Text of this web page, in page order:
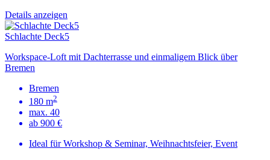
Details anzeigen
Schlachte Deck5
Workspace-Loft mit Dachterrasse und einmaligem Blick über
Bremen
Bremen
180 m2
max. 40
ab 900 €
Ideal für Workshop & Seminar, Weihnachtsfeier, Event